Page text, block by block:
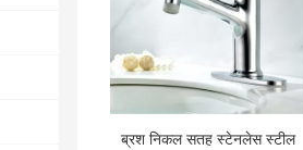
ब्रश निकल सतह स्टेनलेस स्टील